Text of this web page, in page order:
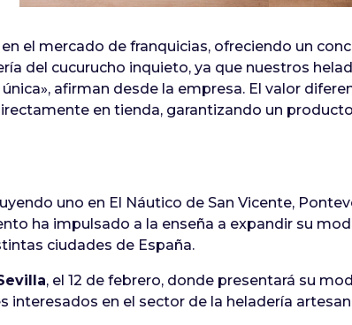
noviembre
VER MÁS
el mercado de franquicias, ofreciendo un
del cucurucho inquieto, ya que nuestros
afirman desde la empresa. El valor
en tienda, garantizando un
uno en El Náutico de San Vicente,
ha impulsado a la enseña a expandir su
ciudades de España.
, el 12 de febrero, donde presentará su
en el sector de la heladería